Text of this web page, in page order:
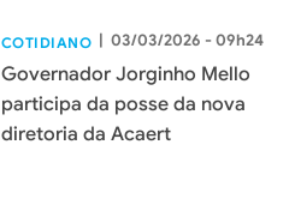
COTIDIANO | 03/03/2026 - 09h24
Governador Jorginho Mello
participa da posse da nova
diretoria da Acaert